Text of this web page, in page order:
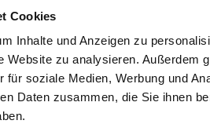
Cookies
Inhalte und Anzeigen zu
Website zu analysieren. Außerdem
für soziale Medien, Werbung und
Daten zusammen, die Sie ihnen
Sie den Marketing-Cookies